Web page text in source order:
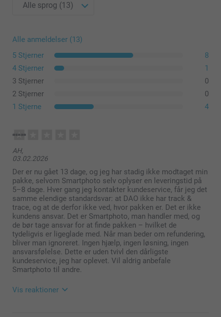
Frostet, gennemsigtigt glas (Lille & Stor)
Bambuslåg (Stor)
Gummibånd for at sikre en lufttæt lukning (Stor)
Alle anmeldelser (13)
5 Stjerner
8
4 Stjerner
1
3 Stjerner
0
2 Stjerner
0
1 Stjerne
4
AH,
03.02.2026
Der er nu gået 13 dage, og jeg har stadig ikke modtaget min
pakke, selvom Smartphoto selv oplyser en leveringstid på
5–8 dage. Hver gang jeg kontakter kundeservice, får jeg det
samme elendige standardsvar: at DAO ikke har track &
trace, og at de derfor ikke ved, hvor pakken er. Det er ikke
kundens ansvar. Det er Smartphoto, man handler med, og
de bør tage ansvar for at finde pakken – hvilket de
tydeligvis er ligeglade med. Når man beder om refundering,
bliver man ignoreret. Ingen hjælp, ingen løsning, ingen
ansvarsfølelse. Dette er uden tvivl den dårligste
kundeservice, jeg har oplevet. Vil aldrig anbefale
Smartphoto til andre.
Vis reaktioner